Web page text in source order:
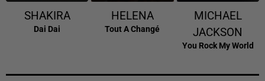
SHAKIRA
Dai Dai
HELENA
Tout A Changé
MICHAEL
JACKSON
You Rock My World